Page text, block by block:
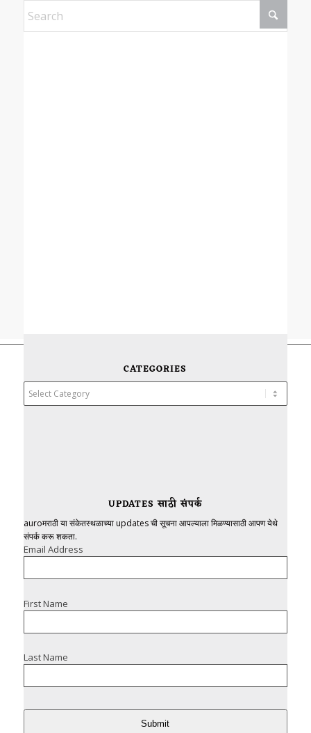
CATEGORIES
Categories
UPDATES साठी संपर्क
auroमराठी या संकेतस्थळाच्या updates ची सूचना आपल्याला मिळण्यासाठी आपण येथे
संपर्क करू शकता.
Email Address
First Name
Last Name
Submit